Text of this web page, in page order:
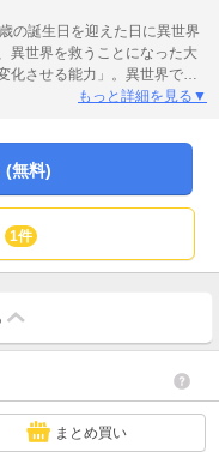
の誕生日を迎えた日に異世界
異世界を救うことになった大
化させる能力」。異世界で出
いとして会社終わりに異世界
る～【単話版】』1～7を収録
もっと詳細を見る▼
(無料)
1件
まとめ買い